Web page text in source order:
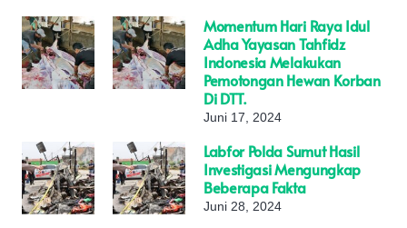
Momentum Hari Raya Idul
Adha Yayasan Tahfidz
Indonesia Melakukan
Pemotongan Hewan Korban
Di DTT.
Juni 17, 2024
Labfor Polda Sumut Hasil
Investigasi Mengungkap
Beberapa Fakta
Juni 28, 2024